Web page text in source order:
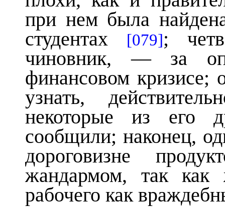
при нем была
студентах
[079];
чиновник, — за
финансовом
узнать,
некоторые из его
сообщили; наконец,
дороговизне
жандармом, так как
рабочего как